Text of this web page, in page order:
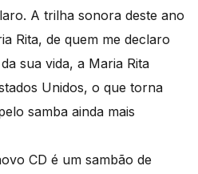
A trilha sonora deste ano
Rita, de quem me declaro
sua vida, a Maria Rita
Unidos, o que torna
samba ainda mais
CD é um sambão de